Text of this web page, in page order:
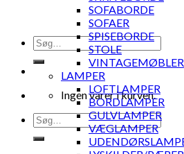
Søg
efter:
Ingen varer i kurven.
Søg
efter:
SOFABORDE
SOFAER
SPISEBORDE
STOLE
VINTAGEMØBLER
LAMPER
LOFTLAMPER
BORDLAMPER
GULVLAMPER
VÆGLAMPER